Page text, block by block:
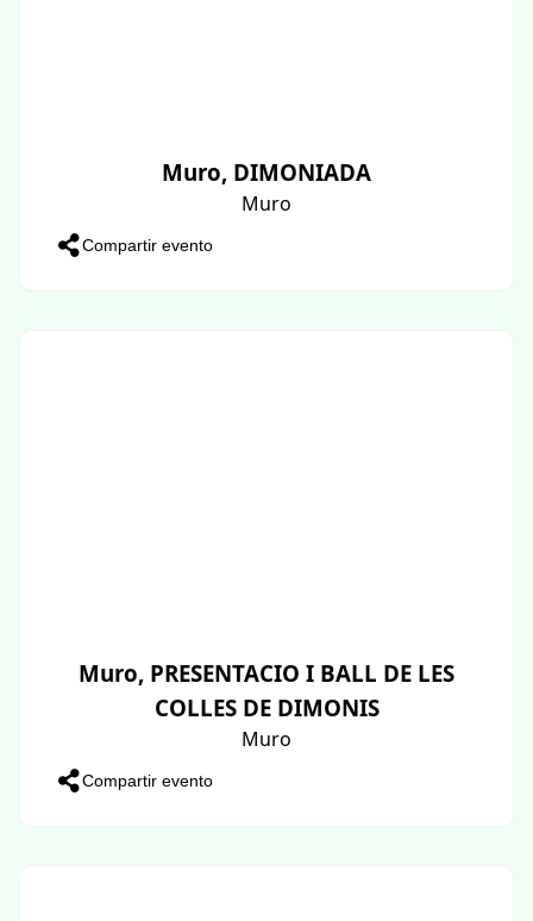
Muro, DIMONIADA
Muro
Compartir evento
Muro, PRESENTACIO I BALL DE LES
COLLES DE DIMONIS
Muro
Compartir evento